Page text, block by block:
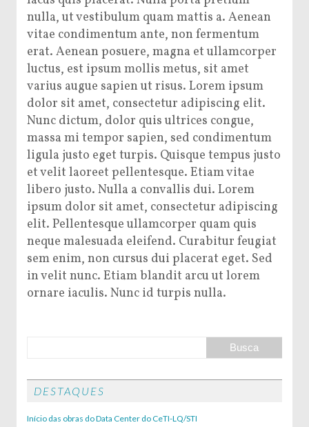
nulla, ut vestibulum quam mattis a. Aenean
vitae condimentum ante, non fermentum
erat. Aenean posuere, magna et ullamcorper
luctus, est ipsum mollis metus, sit amet
varius augue sapien ut risus. Lorem ipsum
dolor sit amet, consectetur adipiscing elit.
Nunc dictum, dolor quis ultrices congue,
massa mi tempor sapien, sed condimentum
ligula justo eget turpis. Quisque tempus justo
et velit laoreet pellentesque. Etiam vitae
libero justo. Nulla a convallis dui. Lorem
ipsum dolor sit amet, consectetur adipiscing
elit. Pellentesque ullamcorper quam quis
neque malesuada eleifend. Curabitur feugiat
sem enim, non cursus dui placerat eget. Sed
in velit nunc. Etiam blandit arcu ut lorem
ornare iaculis. Nunc id turpis nulla.
DESTAQUES
Início das obras do Data Center do CeTI-LQ/STI